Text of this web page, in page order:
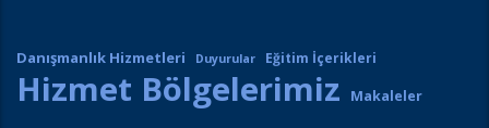
Danışmanlık Hizmetleri Duyurular Eğitim İçerikleri
Hizmet Bölgelerimiz Makaleler